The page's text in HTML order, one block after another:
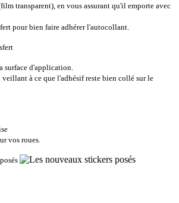
transparent), en vous assurant qu'il emporte avec
pour bien faire adhérer l'autocollant.
surface d'application.
à ce que l'adhésif reste bien collé sur le
vos roues.